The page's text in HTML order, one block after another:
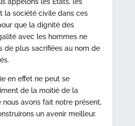
la société civile dans ces
que la dignité des
avec les hommes ne
de plus sacrifiées au nom de
en effet ne peut se
de la moitié de la
nous avons fait notre présent,
un avenir meilleur.